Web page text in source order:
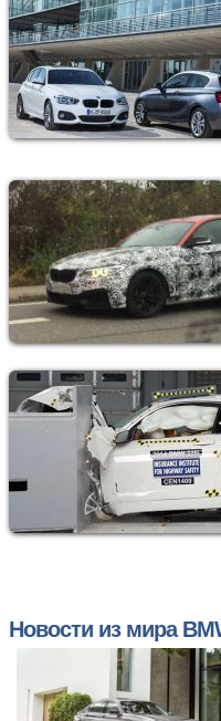
Новости из мира